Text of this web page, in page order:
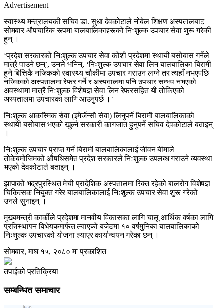
Advertisement
स्वास्थ्य मन्त्रालयकी सचिव डा. सुधा देवकोटाले नोबेल शिक्षण अस्पतालबाट
सोमबार औपचारिक रूपमा बालबालिकाहरूको निःशुल्क उपचार सेवा शुरू गरेकी
हुन् ।
‘प्रदेश सरकारको निःशुल्क उपचार सेवा कोशी प्रदेशमा स्थायी बसोबास गर्नेले
मात्रै पाउने छन्’, उनले भनिन्, ‘निःशुल्क उपचार सेवा लिन बालबालिका बिरामी
हुने बित्तिकै नजिकको स्वास्थ्य चौकीमा उपचार गराउन लग्ने तर त्यहाँ नभएपछि
नजिकको अस्पतालमा रेफर गर्ने र अस्पतालमा पनि उपचार सम्भव नभएको
अवस्थामा मात्रै निःशुल्क विशेषज्ञ सेवा लिन रेफरसहित यी तोकिएको
अस्पतालमा उपचारका लागि आउनुपर्छ ।’
निःशुल्क आकस्मिक सेवा (इमेर्जेन्सी सेवा) लिनुपर्ने बिरामी बालबालिकाको
स्थायी बसोबास भएको खुल्ने सरकारी कागजात हुनुपर्ने सचिव देवकोटाले बताइन्
।
निःशुल्क उपचार प्राप्त गर्ने बिरामी बालबालिकालाई जीवन बीमाले
तोकेबमोजिमको अ‍ौषधिसमेत प्रदेश सरकारले निःशुल्क उपलब्ध गराउने व्यवस्था
भएको देवकोटाले बताइन् ।
झापाको भद्रपुरस्थित मेची प्रादेशिक अस्पतालमा रिक्त रहेको बालरोग विशेषज्ञ
चिकित्सक नियुक्त गरेर बालबालिकालाई निःशुल्क उपचार सेवा शुरू गरेको
उनले सुनाइन् ।
मुख्यमन्त्री कार्कीले प्रदेशमा मानवीय विकासका लागि चालू आर्थिक वर्षका लागि
प्रतिस्थापन विधेयकमार्फत ल्याएको बजेटमा १० वर्षमुनिका बालबालिकाको
निःशुल्क उपचारको योजना ल्याएर कार्यान्वयन गरेका छन् ।
सोमबार, माघ १५, २०८० मा प्रकाशित
तपाईको प्रतिक्रिया
सम्बन्धित समाचार